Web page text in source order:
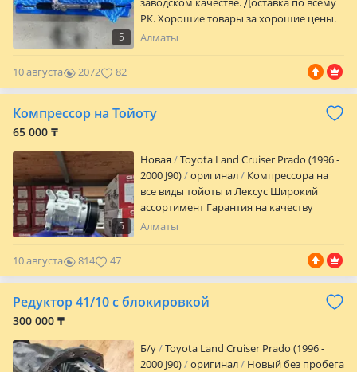
5
РК. Хорошие товары за хорошие цены.
Звоните уточняйте цены!
Алматы
10 августа 2072 82
Компрессор на Тойоту
65 000 ₸
5
Новая
Toyota Land Cruiser Prado (1996 -
2000 J90)
оригинал
Компрессора на
все виды тойоты и Лексус Широкий
ассортимент Гарантия на качеству
Отправка по региону Доставка по
Алматы
10 августа 814 47
Редуктор 41/10 с блокировкой
300 000 ₸
Б/y
Toyota Land Cruiser Prado (1996 -
2000 J90)
оригинал
Новый без пробега